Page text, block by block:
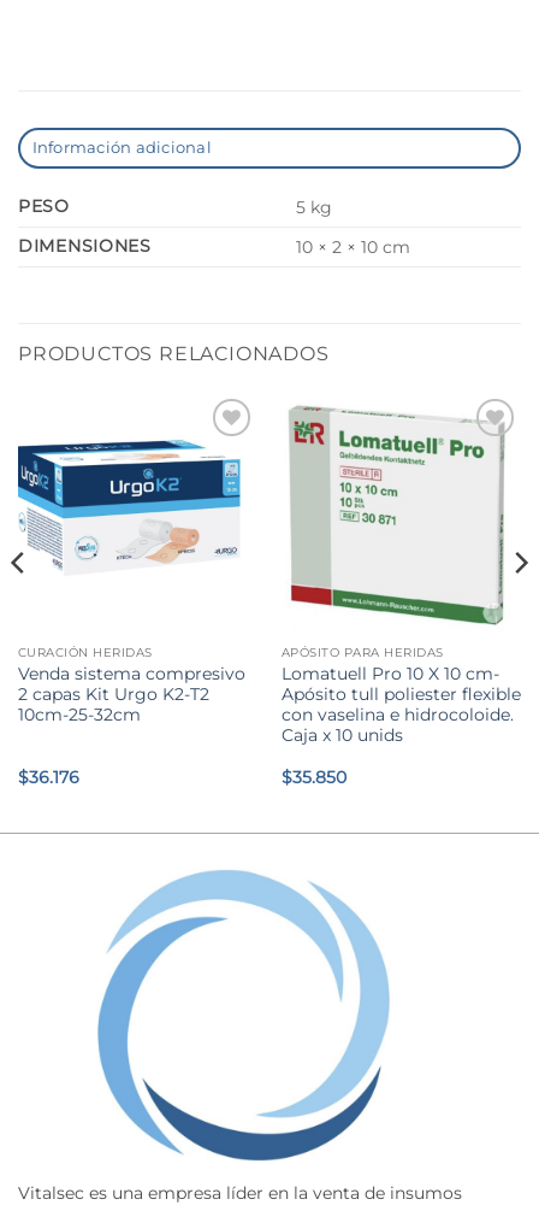
Información adicional
PESO
5 kg
DIMENSIONES
10 × 2 × 10 cm
PRODUCTOS RELACIONADOS
CURACIÓN HERIDAS
Venda sistema compresivo
2 capas Kit Urgo K2-T2
10cm-25-32cm
$36.176
APÓSITO PARA HERIDAS
Lomatuell Pro 10 X 10 cm-
Apósito tull poliester flexible
con vaselina e hidrocoloide.
Caja x 10 unids
$35.850
Vitalsec es una empresa líder en la venta de insumos